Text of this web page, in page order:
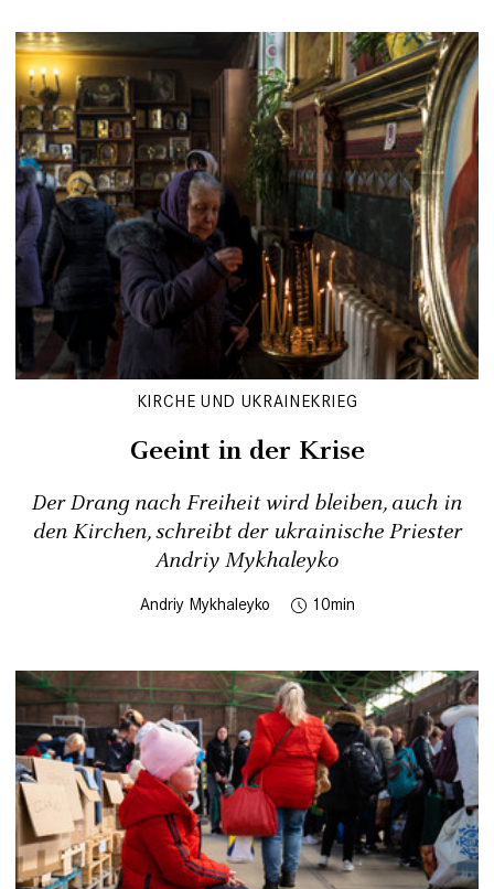
KIRCHE UND UKRAINEKRIEG
Geeint in der Krise
Der Drang nach Freiheit wird bleiben, auch in
den Kirchen, schreibt der ukrainische Priester
Andriy Mykhaleyko
Andriy Mykhaleyko 10